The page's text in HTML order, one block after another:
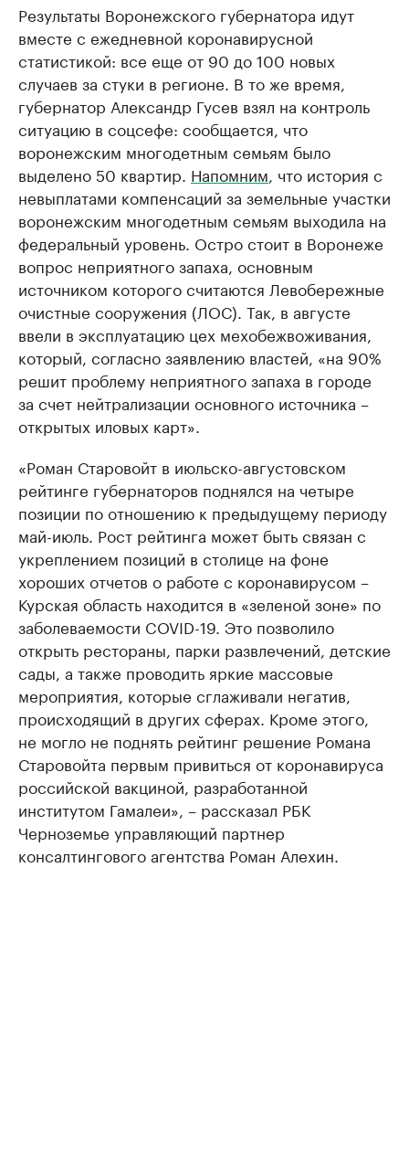
Результаты Воронежского губернатора идут
вместе с ежедневной коронавирусной
статистикой: все еще от 90 до 100 новых
случаев за стуки в регионе. В то же время,
губернатор Александр Гусев взял на контроль
ситуацию в соцсефе: сообщается, что
воронежским многодетным семьям было
выделено 50 квартир. Напомним , что история с
невыплатами компенсаций за земельные участки
воронежским многодетным семьям выходила на
федеральный уровень. Остро стоит в Воронеже
вопрос неприятного запаха, основным
источником которого считаются Левобережные
очистные сооружения (ЛОС). Так, в августе
ввели в эксплуатацию цех мехобежвоживания,
который, согласно заявлению властей, «на 90%
решит проблему неприятного запаха в городе
за счет нейтрализации основного источника –
открытых иловых карт».
«Роман Старовойт в июльско-августовском
рейтинге губернаторов поднялся на четыре
позиции по отношению к предыдущему периоду
май-июль. Рост рейтинга может быть связан с
укреплением позиций в столице на фоне
хороших отчетов о работе с коронавирусом –
Курская область находится в «зеленой зоне» по
заболеваемости COVID-19. Это позволило
открыть рестораны, парки развлечений, детские
сады, а также проводить яркие массовые
мероприятия, которые сглаживали негатив,
происходящий в других сферах. Кроме этого,
не могло не поднять рейтинг решение Романа
Старовойта первым привиться от коронавируса
российской вакциной, разработанной
институтом Гамалеи», – рассказал РБК
Черноземье управляющий партнер
консалтингового агентства Роман Алехин.